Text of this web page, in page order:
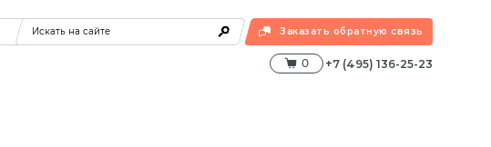
Искать на сайте Заказать обратную связь
+7 (495) 136-25-23
0